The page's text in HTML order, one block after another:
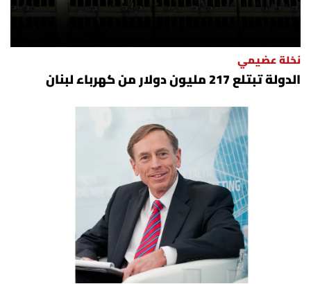
نخلة عضيمي
الدولة تبتلع 217 مليون دولار من كهرباء لبنان